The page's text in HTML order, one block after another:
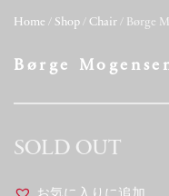
Home / Shop / Chair / Børge
Børge
SOLD OUT